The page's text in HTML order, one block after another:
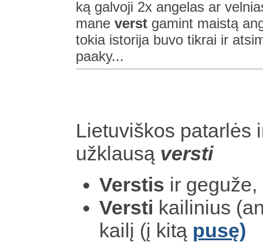
ką galvoji 2x angelas ar
mane verst gamint maistą
tokia istorija buvo tikrai ir
paaky...
Lietuviškos patarlės
užklausą versti
Verstis ir
Versti kailinius
kailį (į kitą pusę)